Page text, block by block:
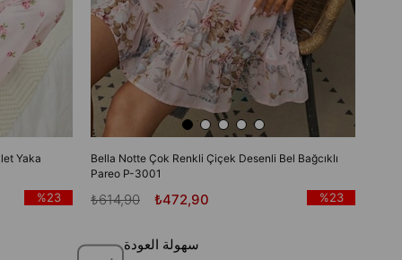
Yaka
%23
Bella Notte Çok Renkli Çiçek Desenli Bel Bağcıklı
Pareo P-3001
₺472,90
₺614,90 %23
سهولة العودة